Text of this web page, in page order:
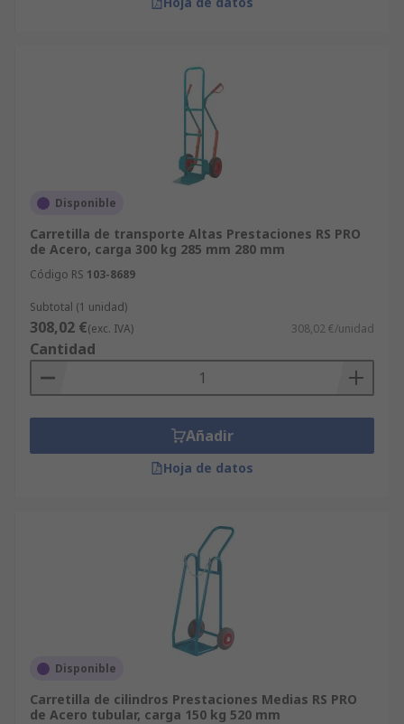
Disponible
Carretilla de transporte Altas Prestaciones RS PRO
de Acero, carga 300 kg 285 mm 280 mm
Código RS 103-8689
Subtotal (1 unidad)
308,02 €(exc. IVA) 308,02 €/unidad
Cantidad
Añadir
Hoja de datos
Disponible
Carretilla de cilindros Prestaciones Medias RS PRO
de Acero tubular, carga 150 kg 520 mm